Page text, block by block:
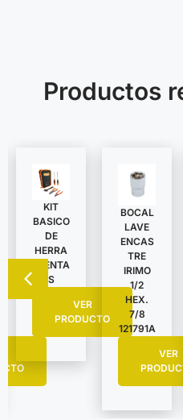
Productos
KIT
BASICO
DE
HERRA
MIENTA
S
VER
PRODUCTO
BOCAL
LAVE
ENCAS
TRE
IRIMO
1/2
HEX.
7/8
121791A
VER